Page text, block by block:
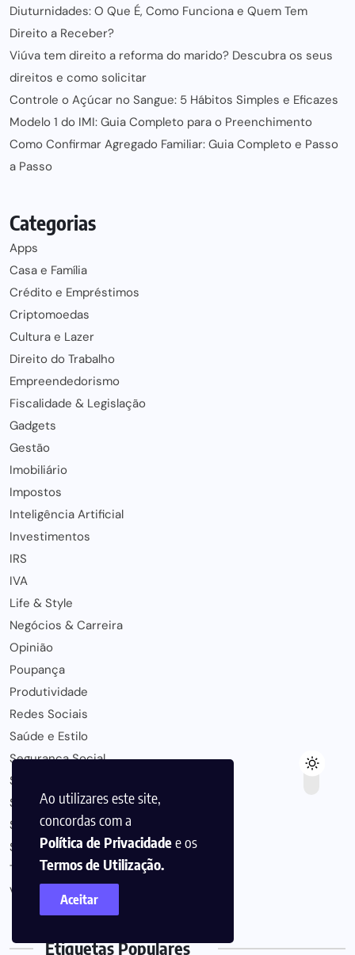
Ao utilizares este site,
concordas com a
Política de Privacidadee os
Termos de Utilização.
Aceitar
Diuturnidades: O Que É, Como Funciona e Quem Tem
Direito a Receber?
Viúva tem direito a reforma do marido? Descubra os seus
direitos e como solicitar
Controle o Açúcar no Sangue: 5 Hábitos Simples e Eficazes
Modelo 1 do IMI: Guia Completo para o Preenchimento
Como Confirmar Agregado Familiar: Guia Completo e Passo
a Passo
Categorias
Apps
Casa e Família
Crédito e Empréstimos
Criptomoedas
Cultura e Lazer
Direito do Trabalho
Empreendedorismo
Fiscalidade & Legislação
Gadgets
Gestão
Imobiliário
Impostos
Inteligência Artificial
Investimentos
IRS
IVA
Life & Style
Negócios & Carreira
Opinião
Poupança
Produtividade
Redes Sociais
Saúde e Estilo
Segurança Social
Seguros
Sobre Rodas
Software
Streaming
Tendências de Mercado
Viagens
Etiquetas Populares